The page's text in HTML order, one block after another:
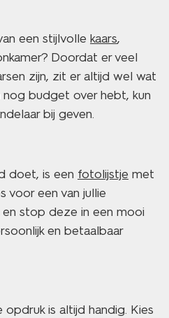
een stijlvolle kaars,
Doordat er veel
zijn, zit er altijd wel wat
nog budget over hebt, kun
bij geven.
doet, is een fotolijstje met
voor een van jullie
stop deze in een mooi
en betaalbaar
opdruk is altijd handig. Kies